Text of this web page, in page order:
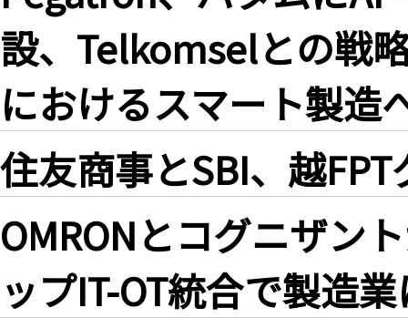
設、Telkomselとの戦
におけるスマート製造
住友商事とSBI、越
OMRONとコグニザン
ップIT-OT統合で製造